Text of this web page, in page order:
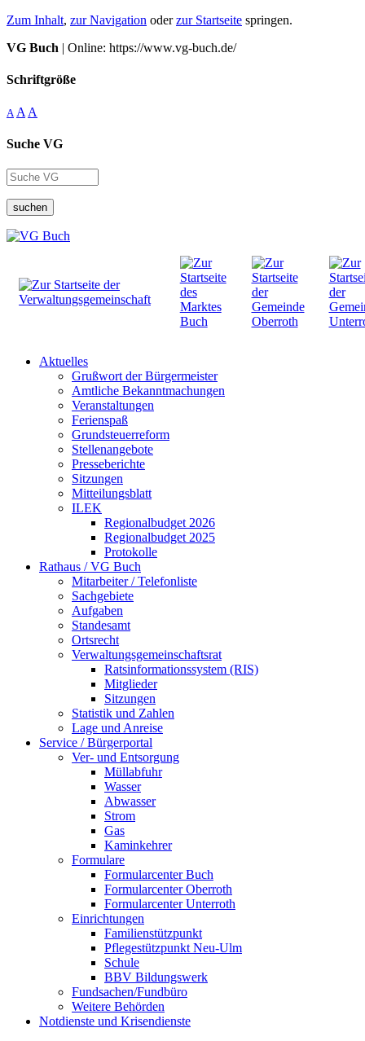
Zum Inhalt, zur Navigation oderzur Startseite springen.
VG Buch | Online: https://www.vg-buch.de/
Schriftgröße
A A A
Suche VG
suchen
Aktuelles
Grußwort der Bürgermeister
Amtliche Bekanntmachungen
Veranstaltungen
Ferienspaß
Grundsteuerreform
Stellenangebote
Presseberichte
Sitzungen
Mitteilungsblatt
ILEK
Regionalbudget 2026
Regionalbudget 2025
Protokolle
Rathaus / VG Buch
Mitarbeiter / Telefonliste
Sachgebiete
Aufgaben
Standesamt
Ortsrecht
Verwaltungsgemeinschaftsrat
Ratsinformationssystem (RIS)
Mitglieder
Sitzungen
Statistik und Zahlen
Lage und Anreise
Service / Bürgerportal
Ver- und Entsorgung
Müllabfuhr
Wasser
Abwasser
Strom
Gas
Kaminkehrer
Formulare
Formularcenter Buch
Formularcenter Oberroth
Formularcenter Unterroth
Einrichtungen
Familienstützpunkt
Pflegestützpunkt Neu-Ulm
Schule
BBV Bildungswerk
Fundsachen/Fundbüro
Weitere Behörden
Notdienste und Krisendienste